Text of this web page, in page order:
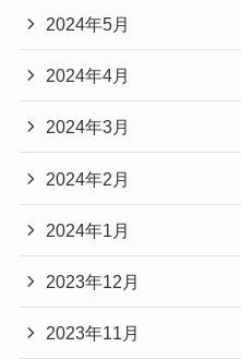
2024年5月
2024年4月
2024年3月
2024年2月
2024年1月
2023年12月
2023年11月